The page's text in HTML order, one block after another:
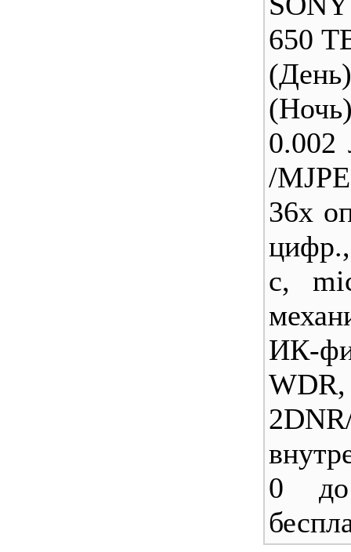
650
0.002
/
36х
с,
ИК-
WDR,
0 до